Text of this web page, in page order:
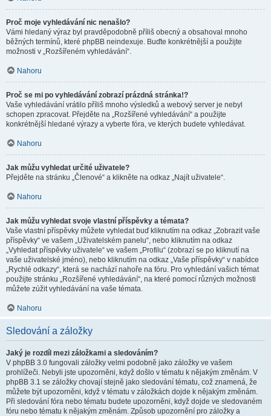
Proč moje vyhledávání nic nenašlo?
Vámi hledaný výraz byl pravděpodobně příliš obecný a obsahoval mnoho
běžných termínů, které phpBB neindexuje. Buďte konkrétnější a použijte
možnosti v „Rozšířeném vyhledávání“.
Nahoru
Proč se mi po vyhledávání zobrazí prázdná stránka!?
Vaše vyhledávání vrátilo příliš mnoho výsledků a webový server je nebyl
schopen zpracovat. Přejděte na „Rozšířené vyhledávání“ a použijte
konkrétnější hledané výrazy a vyberte fóra, ve kterých budete vyhledávat.
Nahoru
Jak můžu vyhledat určité uživatele?
Přejděte na stránku „Členové“ a klikněte na odkaz „Najít uživatele“.
Nahoru
Jak můžu vyhledat svoje vlastní příspěvky a témata?
Vaše vlastní příspěvky můžete vyhledat buď kliknutím na odkaz „Zobrazit vaše
příspěvky“ ve vašem „Uživatelském panelu“, nebo kliknutím na odkaz
„Vyhledat příspěvky uživatele“ ve vašem „Profilu“ (zobrazí se po kliknutí na
vaše uživatelské jméno), nebo kliknutím na odkaz „Vaše příspěvky“ v nabídce
„Rychlé odkazy“, která se nachází nahoře na fóru. Pro vyhledání vašich témat
použijte stránku „Rozšířené vyhledávání“, na které pomocí různých možnosti
můžete zúžit vyhledávání na vaše témata.
Nahoru
Sledování a záložky
Jaký je rozdíl mezi záložkami a sledováním?
V phpBB 3.0 fungovali záložky velmi podobně jako záložky ve vašem
prohlížeči. Nebyli jste upozorněni, když došlo v tématu k nějakým změnám. V
phpBB 3.1 se záložky chovají stejně jako sledování tématu, což znamená, že
můžete být upozorněni, když v tématu v záložkách dojde k nějakým změnám.
Při sledování fóra nebo tématu budete upozorněni, když dojde ve sledovaném
fóru nebo tématu k nějakým změnám. Způsob upozornění pro záložky a